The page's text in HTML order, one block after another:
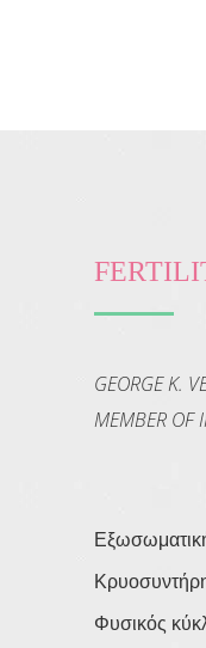
GEORGE K.
MEMBER OF
Φυσικός